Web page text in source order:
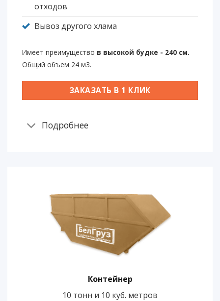
отходов
Вывоз другого хлама
Имеет преимущество в высокой будке - 240 см.
Общий объем 24 м3.
ЗАКАЗАТЬ В 1 КЛИК
Подробнее
Контейнер
10 тонн и 10 куб. метров